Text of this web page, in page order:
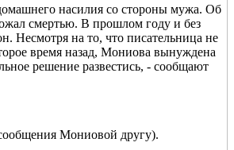
насилия со стороны мужа. Об
смертью. В прошлом году и без
Несмотря на то, что писательница не
время назад, Мониова вынуждена
решение развестись, - сообщают
Мониовой другу).